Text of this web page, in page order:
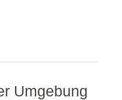
Umgebung